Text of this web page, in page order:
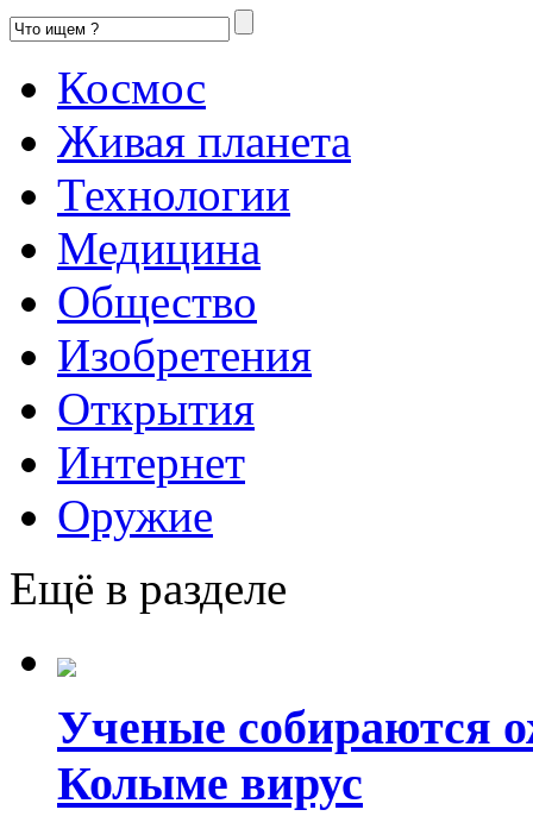
Космос
Живая планета
Технологии
Медицина
Общество
Изобретения
Открытия
Интернет
Оружие
Ещё в разделе
Ученые собираются
Колыме вирус